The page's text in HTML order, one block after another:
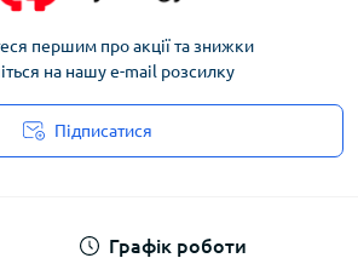
першим про акції та знижки
на нашу e-mail розсилку
Підписатися
Графік роботи